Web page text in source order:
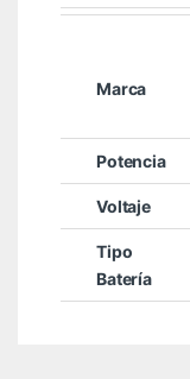
Marca
Potencia
Voltaje
Tipo
Batería